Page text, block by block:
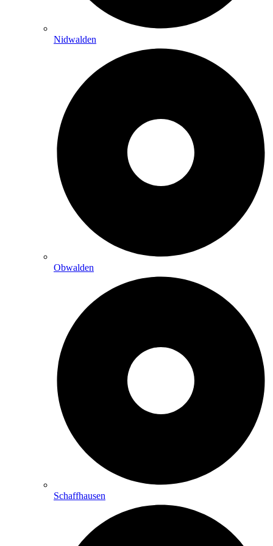
Nidwalden
Obwalden
Schaffhausen